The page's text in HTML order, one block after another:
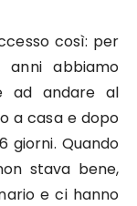
così: per
abbiamo
ad andare al
a casa e dopo
giorni. Quando
stava bene,
e ci hanno